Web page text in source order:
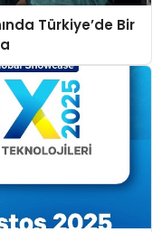
Türkiye’de Bir